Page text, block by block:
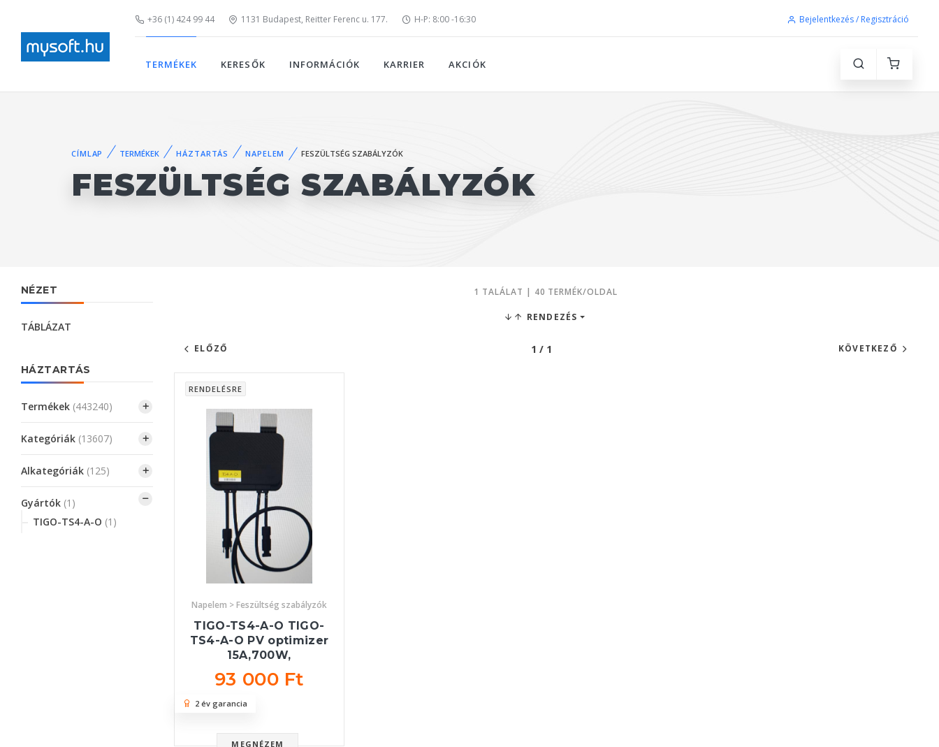
+36 (1) 424 99 44 1131 Budapest, Reitter Ferenc u. 177. H-P: 8:00 -16:30 Bejelentkezés / Regisztráció
TERMÉKEK KERESŐK INFORMÁCIÓK KARRIER AKCIÓK
CÍMLAP TERMÉKEK HÁZTARTÁS NAPELEM FESZÜLTSÉG SZABÁLYZÓK
FESZÜLTSÉG SZABÁLYZÓK
NÉZET
TÁBLÁZAT
HÁZTARTÁS
Termékek (443240)
Kategóriák (13607)
Alkategóriák (125)
Gyártók (1)
TIGO-TS4-A-O (1)
1 TALÁLAT | 40 TERMÉK/OLDAL
RENDEZÉS
ELŐZŐ 1 / 1 KÖVETKEZŐ
RENDELÉSRE
Napelem > Feszültség szabályzók
TIGO-TS4-A-O TIGO-
TS4-A-O PV optimizer
15A,700W,
93 000 Ft
MEGNÉZEM
2 év garancia